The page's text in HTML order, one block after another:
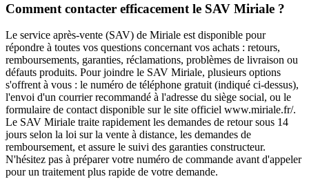
Comment contacter efficacement le SAV Miriale ?
Le service après-vente (SAV) de Miriale est disponible pour
répondre à toutes vos questions concernant vos achats : retours,
remboursements, garanties, réclamations, problèmes de livraison ou
défauts produits. Pour joindre le SAV Miriale, plusieurs options
s'offrent à vous : le numéro de téléphone gratuit (indiqué ci-dessus),
l'envoi d'un courrier recommandé à l'adresse du siège social, ou le
formulaire de contact disponible sur le site officiel www.miriale.fr/.
Le SAV Miriale traite rapidement les demandes de retour sous 14
jours selon la loi sur la vente à distance, les demandes de
remboursement, et assure le suivi des garanties constructeur.
N'hésitez pas à préparer votre numéro de commande avant d'appeler
pour un traitement plus rapide de votre demande.